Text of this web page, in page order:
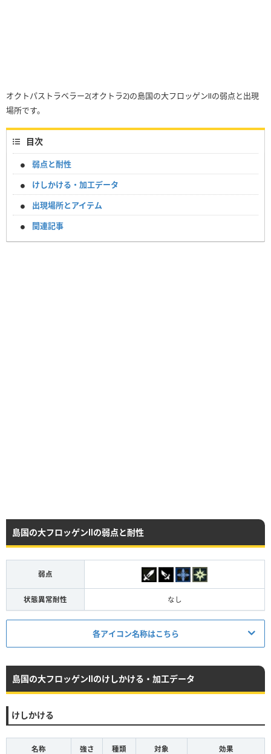
オクトパストラベラー2(オクトラ2)の島国の大フロッゲンⅡの弱点と出現
場所です。
目次
弱点と耐性
けしかける・加工データ
出現場所とアイテム
関連記事
島国の大フロッゲンⅡの弱点と耐性
弱点
状態異常耐性 なし
各アイコン名称はこちら
火 氷 雷 風 光 闇
島国の大フロッゲンⅡのけしかける・加工データ
けしかける
名称 強さ 種類 対象 効果